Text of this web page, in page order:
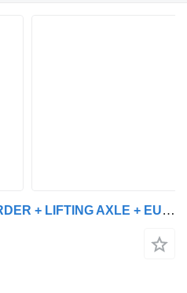
Volvo FH540 6x4 + RETARDER + LIFTING AXLE + EURO 6